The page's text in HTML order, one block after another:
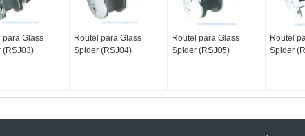
para Glass
(RSJ03)
Routel para Glass
Spider (RSJ04)
Routel para Glass
Spider (RSJ05)
Routel
Spider